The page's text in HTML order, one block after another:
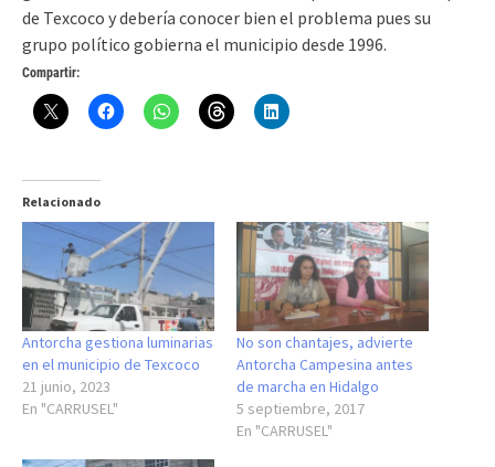
de Texcoco y debería conocer bien el problema pues su
grupo político gobierna el municipio desde 1996.
Compartir:
Relacionado
Antorcha gestiona luminarias
en el municipio de Texcoco
21 junio, 2023
En "CARRUSEL"
No son chantajes, advierte
Antorcha Campesina antes
de marcha en Hidalgo
5 septiembre, 2017
En "CARRUSEL"